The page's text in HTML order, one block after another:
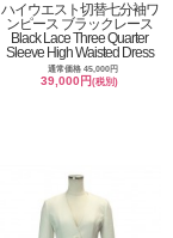
ハイウエスト切替七分袖ワ
ンピース ブラックレース
Black Lace Three Quarter
Sleeve High Waisted Dress
通常価格 45,000円
39,000円(税別)